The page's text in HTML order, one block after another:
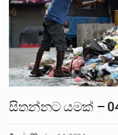
සිතන්නට යමක් –